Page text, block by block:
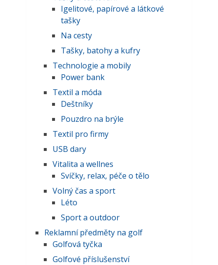
Igelitové, papírové a látkové
tašky
Na cesty
Tašky, batohy a kufry
Technologie a mobily
Power bank
Textil a móda
Deštníky
Pouzdro na brýle
Textil pro firmy
USB dary
Vitalita a wellnes
Svíčky, relax, péče o tělo
Volný čas a sport
Léto
Sport a outdoor
Reklamní předměty na golf
Golfová tyčka
Golfové příslušenství